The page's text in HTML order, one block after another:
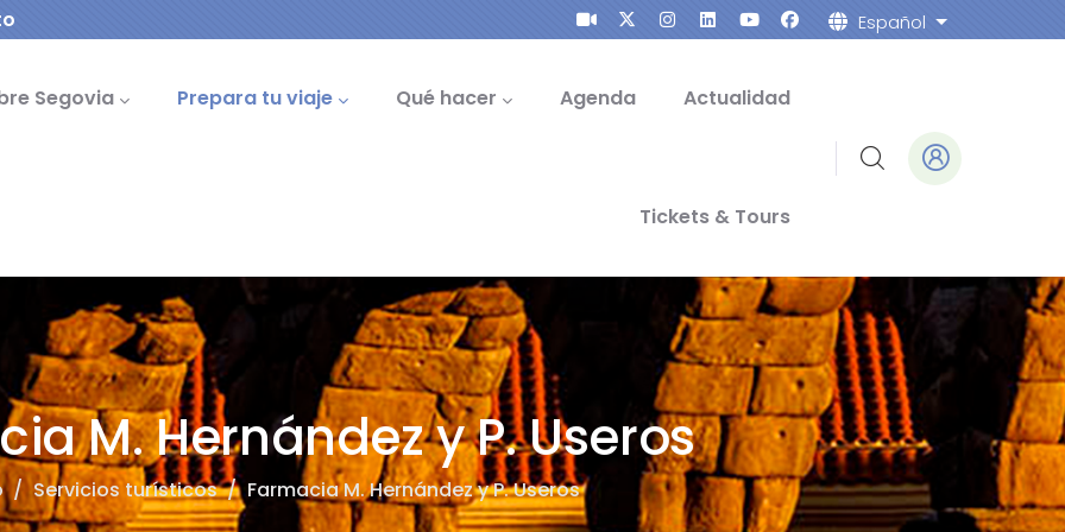
Español Lista
Segovia Prepara tu viaje Qué hacer Agenda Actualidad
Tickets & Tours
M. Hernández y P. Useros
/ Servicios turísticos/ Farmacia M. Hernández y P. Useros